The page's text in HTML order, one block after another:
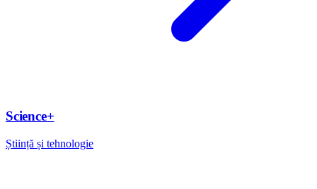
Science+
Știință și tehnologie